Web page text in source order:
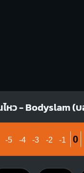
หว - Bodyslam (
-5 -4 -3 -2 -1 0